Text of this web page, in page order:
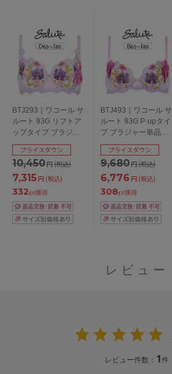
BTJ293｜ワコール サ
ルート 93G リフトア
ップタイプ ブラジャ
ー単品 DEFGHIカップ
アンダー
65/70/75/80/85cm
10,450円(税込)
プライスダウン
7,315円 (税込)
332pt獲得
BTJ493｜ワコール サ
ルート 93G P-upタイ
プ ブラジャー単品
BCDEFGHIカップ ア
ンダー
65/70/75/80/85cm
9,680円(税込)
プライスダウン
6,776 円 (税込)
308pt獲得
レビュー
レビュー件数： 1件